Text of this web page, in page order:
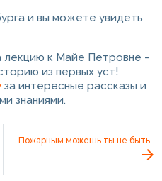
и вы можете увидеть
к Майе Петровне -
из первых уст!
за интересные рассказы и
знаниями.
Пожарным можешь ты не быть...